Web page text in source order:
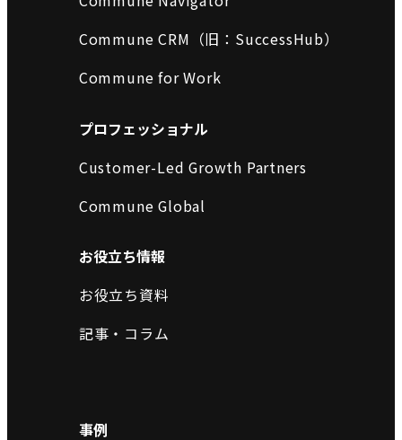
Commune CRM（旧：SuccessHub）
Commune for Work
プロフェッショナル
Customer-Led Growth Partners
Commune Global
お役立ち情報
お役立ち資料
記事・コラム
事例